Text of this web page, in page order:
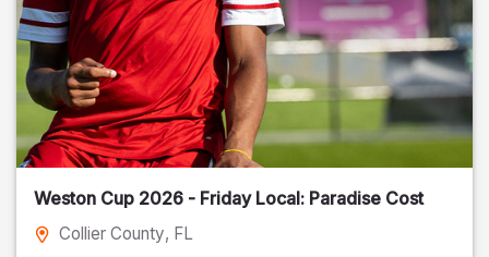
Weston Cup 2026 - Friday Local: Paradise Cost
Collier County, FL